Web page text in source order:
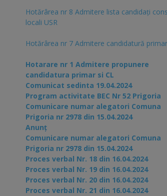
Hotărârea nr 8 Admitere lista candidaţi
locali USR
Hotărârea nr 7 Admitere candidatură
Hotarare nr 1 Admitere propunere
candidatura primar si CL
Comunicat sedinta 19.04.2024
Program activitate BEC Nr 52 Prigoria
Comunicare numar alegatori Comuna
Prigoria nr 2978 din 15.04.2024
Anunț
Comunicare numar alegatori Comuna
Prigoria nr 2978 din 15.04.2024
Proces verbal Nr. 18 din 16.04.2024
Proces verbal Nr. 19 din 16.04.2024
Proces verbal Nr. 20 din 16.04.2024
Proces verbal Nr. 21 din 16.04.2024